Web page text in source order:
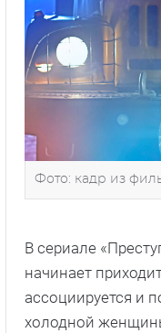
Фото: кадр из
В сериале
начинает
ассоциируется и
холодной